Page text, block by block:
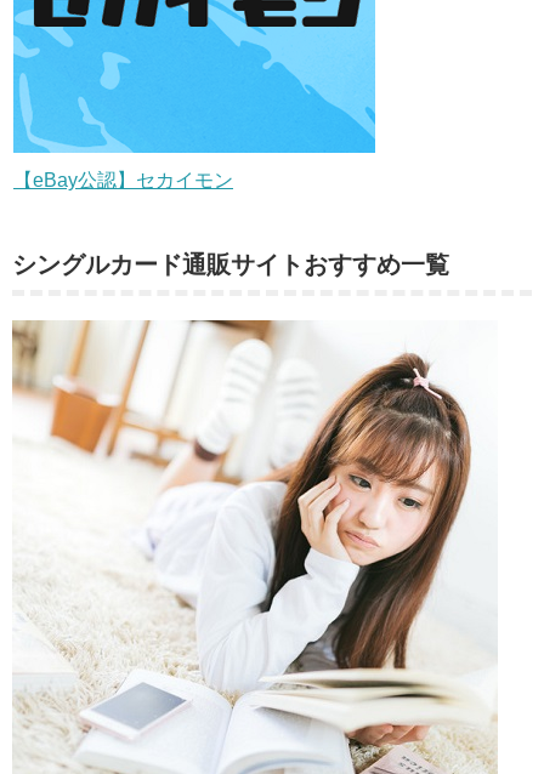
【eBay公認】セカイモン
シングルカード通販サイトおすすめ一覧